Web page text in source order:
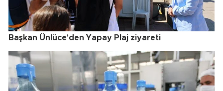
Başkan Ünlüce'den Yapay Plaj ziyareti